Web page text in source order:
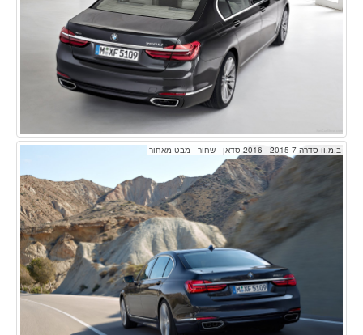
ב.מ.וו סדרה 7 2015 - 2016 סדאן - שחור - מבט מאחור